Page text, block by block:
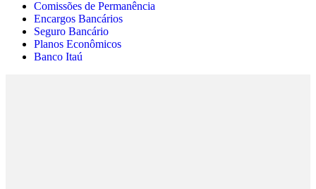
Comissões de Permanência
Encargos Bancários
Seguro Bancário
Planos Econômicos
Banco Itaú